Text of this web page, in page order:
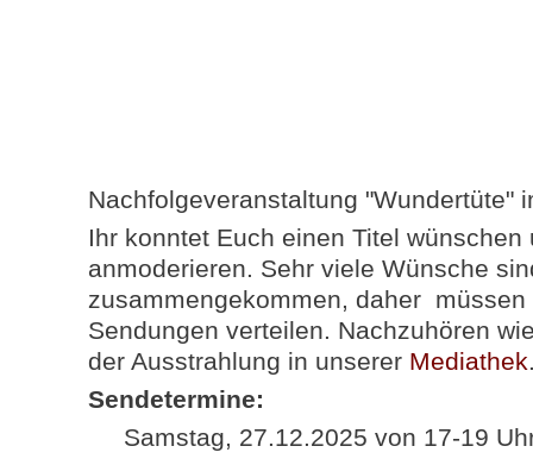
Nachfolgeveranstaltung "Wundertüte"
Ihr konntet Euch einen Titel
anmoderieren. Sehr viele Wünsche
zusammengekommen, daher müssen
Sendungen verteilen. Nachzuhören
der Ausstrahlung in unserer Mediathek
Sendetermine:
Samstag, 27.12.2025 von 17-19